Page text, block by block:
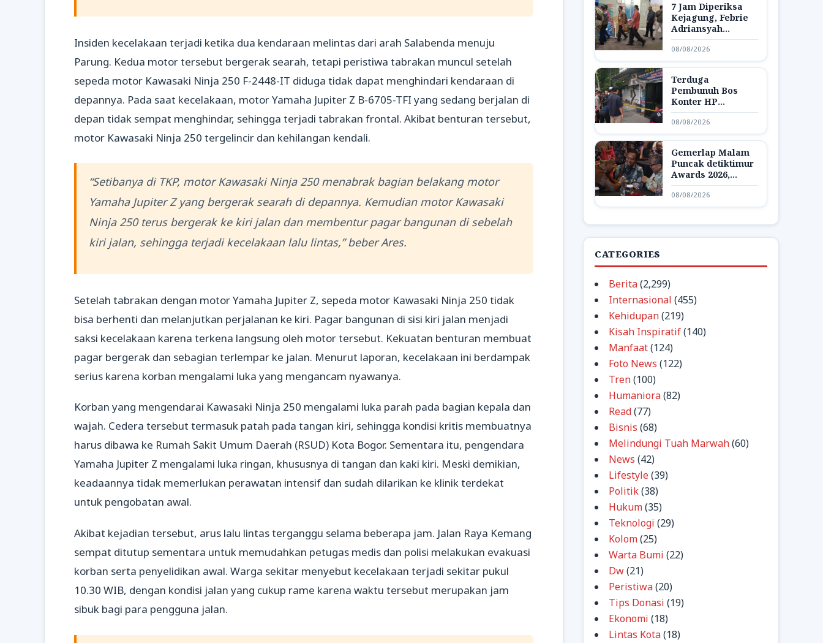
Insiden kecelakaan terjadi ketika dua kendaraan melintas dari arah Salabenda menuju
Parung. Kedua motor tersebut bergerak searah, tetapi peristiwa tabrakan muncul setelah
sepeda motor Kawasaki Ninja 250 F-2448-IT diduga tidak dapat menghindari kendaraan di
depannya. Pada saat kecelakaan, motor Yamaha Jupiter Z B-6705-TFI yang sedang berjalan di
depan tidak sempat menghindar, sehingga terjadi tabrakan frontal. Akibat benturan tersebut,
motor Kawasaki Ninja 250 tergelincir dan kehilangan kendali.
“Setibanya di TKP, motor Kawasaki Ninja 250 menabrak bagian belakang motor
Yamaha Jupiter Z yang bergerak searah di depannya. Kemudian motor Kawasaki
Ninja 250 terus bergerak ke kiri jalan dan membentur pagar bangunan di sebelah
kiri jalan, sehingga terjadi kecelakaan lalu lintas,” beber Ares.
Setelah tabrakan dengan motor Yamaha Jupiter Z, sepeda motor Kawasaki Ninja 250 tidak
bisa berhenti dan melanjutkan perjalanan ke kiri. Pagar bangunan di sisi kiri jalan menjadi
saksi kecelakaan karena terkena langsung oleh motor tersebut. Kekuatan benturan membuat
pagar bergerak dan sebagian terlempar ke jalan. Menurut laporan, kecelakaan ini berdampak
serius karena korban mengalami luka yang mengancam nyawanya.
Korban yang mengendarai Kawasaki Ninja 250 mengalami luka parah pada bagian kepala dan
wajah. Cedera tersebut termasuk patah pada tangan kiri, sehingga kondisi kritis membuatnya
harus dibawa ke Rumah Sakit Umum Daerah (RSUD) Kota Bogor. Sementara itu, pengendara
Yamaha Jupiter Z mengalami luka ringan, khususnya di tangan dan kaki kiri. Meski demikian,
keadaannya tidak memerlukan perawatan intensif dan sudah dilarikan ke klinik terdekat
untuk pengobatan awal.
Akibat kejadian tersebut, arus lalu lintas terganggu selama beberapa jam. Jalan Raya Kemang
sempat ditutup sementara untuk memudahkan petugas medis dan polisi melakukan evakuasi
korban serta penyelidikan awal. Warga sekitar menyebut kecelakaan terjadi sekitar pukul
10.30 WIB, dengan kondisi jalan yang cukup rame karena waktu tersebut merupakan jam
sibuk bagi para pengguna jalan.
7 Jam Diperiksa
Kejagung, Febrie
Adriansyah
Dibawa Lagi ke
Rutan KPK
08/08/2026
Terduga
Pembunuh Bos
Konter HP
Ambarawa
Ditangkap,
Ternyata Teman
08/08/2026
Gemerlap Malam
Puncak detiktimur
Awards 2026,
Apresiasi untuk
Penggerak
Indonesia Timur
08/08/2026
CATEGORIES
Berita(2,299)
Internasional (455)
Kehidupan(219)
Kisah Inspiratif(140)
Manfaat(124)
Foto News (122)
Tren(100)
Humaniora(82)
Read(77)
Bisnis (68)
Melindungi Tuah Marwah(60)
News (42)
Lifestyle(39)
Politik(38)
Hukum(35)
Teknologi (29)
Kolom(25)
Warta Bumi (22)
Dw(21)
Peristiwa(20)
Tips Donasi (19)
Ekonomi (18)
Lintas Kota(18)